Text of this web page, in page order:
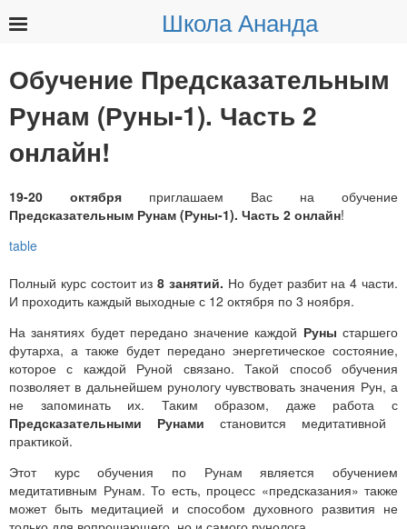
Школа Ананда
Обучение Предсказательным
Рунам (Руны-1). Часть 2
онлайн!
19-20 октября приглашаем Вас на обучение
Предсказательным Рунам (Руны-1). Часть 2 онлайн!
Полный курс состоит из8 занятий. Но будет разбит на 4 части.
И проходить каждый выходные с 12 октября по 3 ноября.
На занятиях будет передано значение каждой Руны старшего
футарха, а также будет передано энергетическое состояние,
которое с каждой Руной связано. Такой способ обучения
позволяет в дальнейшем рунологу чувствовать значения Рун, а
не запоминать их. Таким образом, даже работа с
Предсказательными Рунами становится медитативной
практикой.
Этот курс обучения по Рунам является обучением
медитативным Рунам. То есть, процесс «предсказания» также
может быть медитацией и способом духовного развития не